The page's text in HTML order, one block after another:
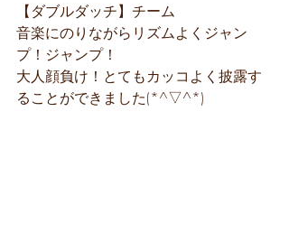
【ダブルダッチ】チーム
音楽にのりながらリズムよくジャン
プ！ジャンプ！
大人顔負け！とてもカッコよく披露す
ることができました(*^▽^*)